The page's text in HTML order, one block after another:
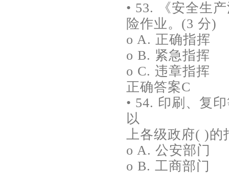
• 53. 《安全生
险作业。(3 分)
o A. 正确指挥
o B. 紧急指挥
o C. 违章指挥
正确答案C
• 54. 印刷、复
以
上各级政府( )的
o A. 公安部门
o B. 工商部门